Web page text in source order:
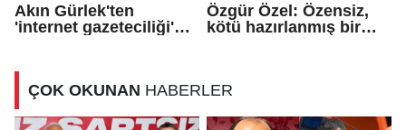
Akın Gürlek'ten
'internet gazeteciliği'
Özgür Özel: Özensiz,
kötü hazırlanmış bir
ÇOK OKUNAN HABERLER